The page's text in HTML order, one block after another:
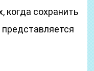
когда сохранить